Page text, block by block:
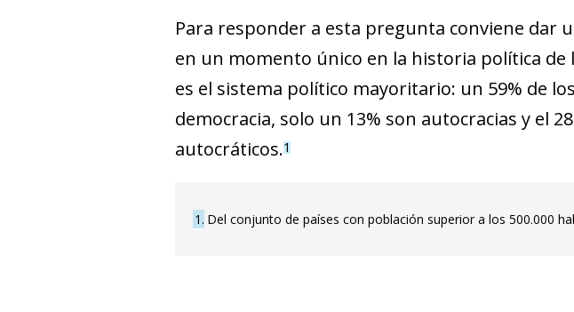
Para responder a esta pregunta conviene dar
en un momento único en la historia política de
es el sistema político mayoritario: un 59% de
democracia, solo un 13% son autocracias y el
autocráticos.1
1 Del conjunto de países con población superior a los 500.000